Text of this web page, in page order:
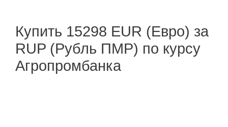
Купить 15298 EUR (Евро) за
RUP (Рубль ПМР) по курсу
Агропромбанка